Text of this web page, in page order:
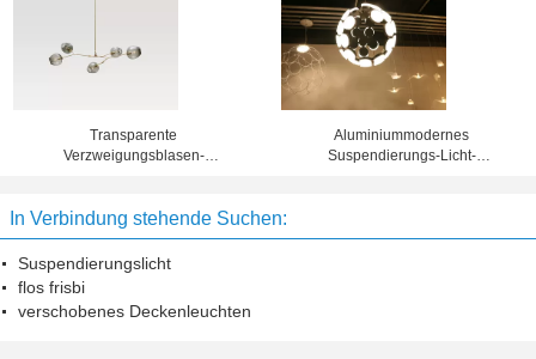
Transparente
Verzweigungsblasen-
Aluminiummodernes
Suspendierungs-Licht-
In Verbindung stehende Suchen:
Suspendierungslicht
flos frisbi
verschobenes Deckenleuchten